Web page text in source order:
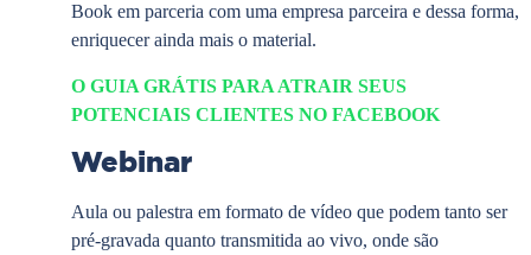
Book em parceria com uma empresa parceira e dessa forma,
enriquecer ainda mais o material.
O GUIA GRÁTIS PARA ATRAIR SEUS
POTENCIAIS CLIENTES NO FACEBOOK
Webinar
Aula ou palestra em formato de vídeo que podem tanto ser
pré-gravada quanto transmitida ao vivo, onde são